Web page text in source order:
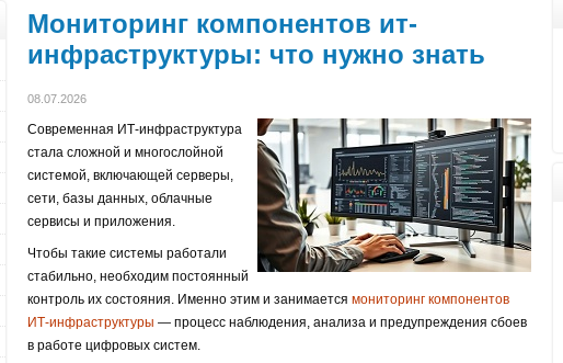
Мониторинг компонентов ит-
инфраструктуры: что нужно знать
08.07.2026
Современная ИТ-инфраструктура
стала сложной и многослойной
системой, включающей серверы,
сети, базы данных, облачные
сервисы и приложения.
Чтобы такие системы работали
стабильно, необходим постоянный
контроль их состояния. Именно этим и занимается мониторинг компонентов
ИТ-инфраструктуры — процесс наблюдения, анализа и предупреждения сбоев
в работе цифровых систем.